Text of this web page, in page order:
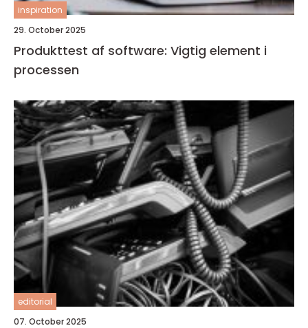
inspiration
29. October 2025
Produkttest af software: Vigtig element i
processen
editorial
07. October 2025